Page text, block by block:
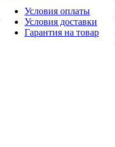
Условия оплаты
Условия доставки
Гарантия на товар